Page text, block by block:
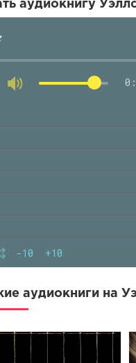
аудиокнигу
-10 +10
аудиокниги на